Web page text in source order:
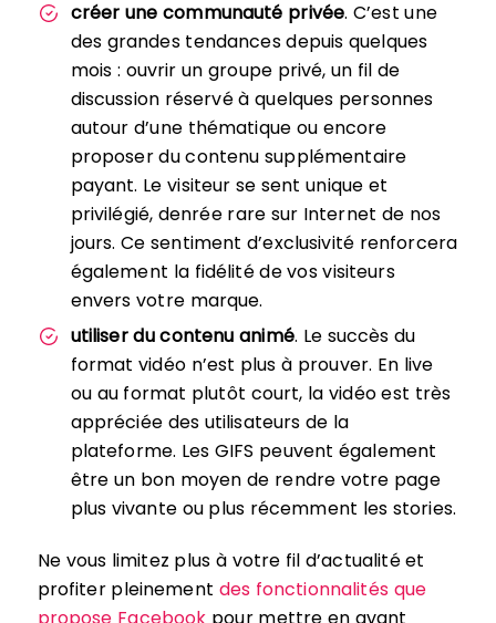
créer une communauté privée. C’est une
des grandes tendances depuis quelques
mois : ouvrir un groupe privé, un fil de
discussion réservé à quelques personnes
autour d’une thématique ou encore
proposer du contenu supplémentaire
payant. Le visiteur se sent unique et
privilégié, denrée rare sur Internet de nos
jours. Ce sentiment d’exclusivité renforcera
également la fidélité de vos visiteurs
envers votre marque.
utiliser du contenu animé. Le succès du
format vidéo n’est plus à prouver. En live
ou au format plutôt court, la vidéo est très
appréciée des utilisateurs de la
plateforme. Les GIFS peuvent également
être un bon moyen de rendre votre page
plus vivante ou plus récemment les stories.
Ne vous limitez plus à votre fil d’actualité et
profiter pleinement des fonctionnalités que
propose Facebook pour mettre en avant